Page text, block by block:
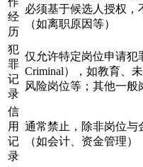
经
历
必须基于候选人授权，
（如离职原因等）
犯
罪
记
录
仅允许特定岗位申请犯
Criminal），如教育、
风险岗位等；其他一般
信
用
记
录
通常禁止，除非岗位与
（如会计、资金管理）